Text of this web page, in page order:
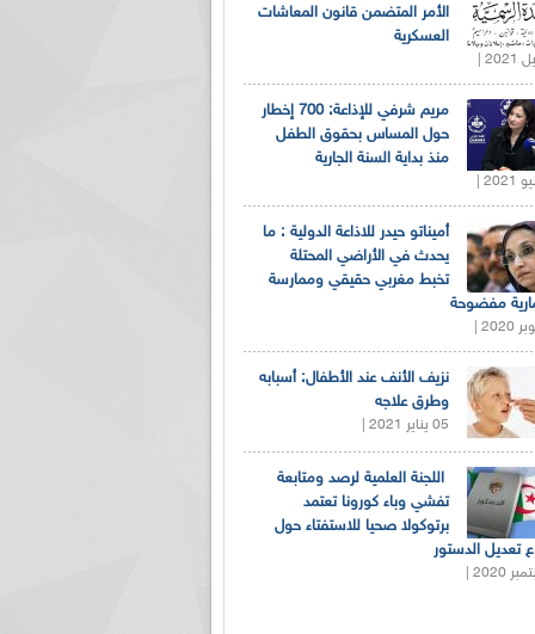
الأمر المتضمن قانون المعاشات
العسكرية
مريم شرفي للإذاعة: 700 إخطار
حول المساس بحقوق الطفل
منذ بداية السنة الجارية
أميناتو حيدر للاذاعة الدولية : ما
يحدث في الأراضي المحتلة
تخبط مغربي حقيقي وممارسة
مفضوحة
نزيف الأنف عند الأطفال: أسبابه
وطرق علاجه
05 يناير 2021 |
اللجنة العلمية لرصد ومتابعة
تفشي وباء كورونا تعتمد
برتوكولا صحيا للاستفتاء حول
تعديل الدستور